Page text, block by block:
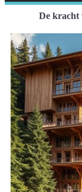
De kracht